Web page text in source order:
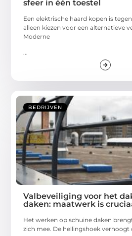
sfeer in één toestel
Een elektrische haard kopen is
alleen kiezen voor een alternatieve
Moderne
...
BEDRIJVEN
Valbeveiliging voor het
daken: maatwerk is
Het werken op schuine daken
zich mee. De hellingshoek verhoogt